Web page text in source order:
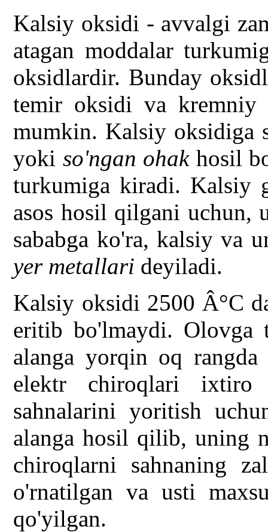
Kalsiy oksidi - avvalgi
atagan moddalar
oksidlardir. Bunday
temir oksidi va
mumkin. Kalsiy oksidiga
yoki so'ngan ohakhosil
turkumiga kiradi. Kalsiy
asos hosil qilgani uchun,
sababga ko'ra, kalsiy va
yer metallari deyiladi.
Kalsiy oksidi 2500 Â°C
eritib bo'lmaydi. Olovga
alanga yorqin oq
elektr chiroqlari ixtiro
sahnalarini yoritish
alanga hosil qilib, uning
chiroqlarni sahnaning
o'rnatilgan va usti
qo'yilgan.